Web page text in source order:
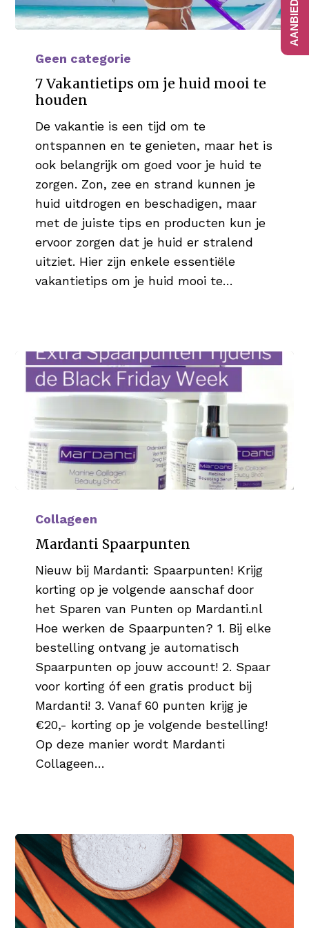
Vakantietips
mooi
houden
Geen categorie
7 Vakantietips om je huid mooi te
houden
De vakantie is een tijd om te
ontspannen en te genieten, maar het is
ook belangrijk om goed voor je huid te
zorgen. Zon, zee en strand kunnen je
huid uitdrogen en beschadigen, maar
met de juiste tips en producten kun je
ervoor zorgen dat je huid er stralend
uitziet. Hier zijn enkele essentiële
vakantietips om je huid mooi te…
Spaarpunten
Collageen
Mardanti Spaarpunten
Nieuw bij Mardanti: Spaarpunten! Krijg
korting op je volgende aanschaf door
het Sparen van Punten op Mardanti.nl
Hoe werken de Spaarpunten? 1. Bij elke
bestelling ontvang je automatisch
Spaarpunten op jouw account! 2. Spaar
voor korting óf een gratis product bij
Mardanti! 3. Vanaf 60 punten krijg je
€20,- korting op je volgende bestelling!
Op deze manier wordt Mardanti
Collageen…